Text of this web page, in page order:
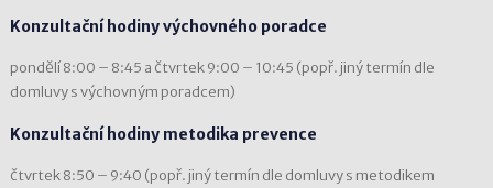
Konzultační hodiny výchovného poradce
pondělí 8:00 – 8:45 a čtvrtek 9:00 – 10:45 (popř. jiný termín dle
domluvy s výchovným poradcem)
Konzultační hodiny metodika prevence
čtvrtek 8:50 – 9:40 (popř. jiný termín dle domluvy s metodikem